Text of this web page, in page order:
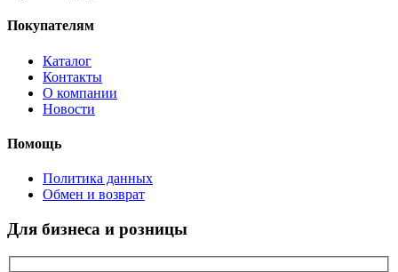
Покупателям
Каталог
Контакты
О компании
Новости
Помощь
Политика данных
Обмен и возврат
Для бизнеса и розницы